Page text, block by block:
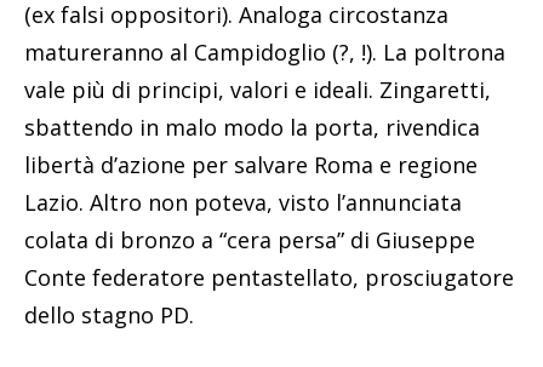
(ex falsi oppositori). Analoga circostanza
matureranno al Campidoglio (?, !). La poltrona
vale più di principi, valori e ideali. Zingaretti,
sbattendo in malo modo la porta, rivendica
libertà d’azione per salvare Roma e regione
Lazio. Altro non poteva, visto l’annunciata
colata di bronzo a “cera persa” di Giuseppe
Conte federatore pentastellato, prosciugatore
dello stagno PD.